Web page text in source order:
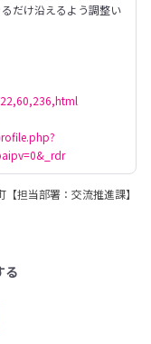
だけ沿えるよう調整い
【担当部署：交流推進課】
る